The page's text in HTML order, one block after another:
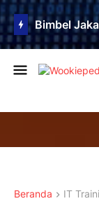
Beranda IT